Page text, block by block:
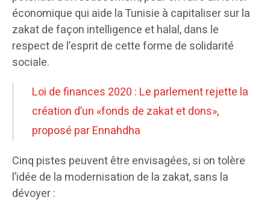
économique qui aide la Tunisie à capitaliser sur la
zakat de façon intelligence et halal, dans le
respect de l’esprit de cette forme de solidarité
sociale.
Loi de finances 2020 : Le parlement rejette la
création d’un «fonds de zakat et dons»,
proposé par Ennahdha
Cinq pistes peuvent être envisagées, si on tolère
l’idée de la modernisation de la zakat, sans la
dévoyer :